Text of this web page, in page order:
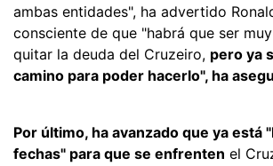
ambas entidades", ha advertido
consciente de que "habrá que ser
quitar la deuda del Cruzeiro, pero ya
camino para poder hacerlo", ha
Por último, ha avanzado que ya está
fechas" para que se enfrenten el